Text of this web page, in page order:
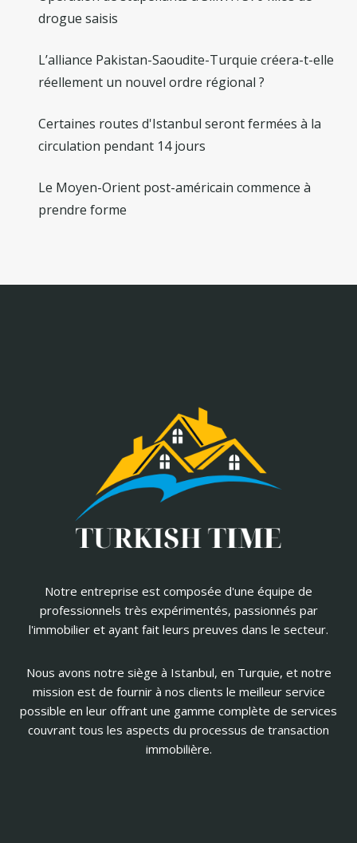
drogue saisis
L’alliance Pakistan-Saoudite-Turquie créera-t-elle
réellement un nouvel ordre régional ?
Certaines routes d'Istanbul seront fermées à la
circulation pendant 14 jours
Le Moyen-Orient post-américain commence à
prendre forme
Notre entreprise est composée d'une équipe de
professionnels très expérimentés, passionnés par
l'immobilier et ayant fait leurs preuves dans le secteur.
Nous avons notre siège à Istanbul, en Turquie, et notre
mission est de fournir à nos clients le meilleur service
possible en leur offrant une gamme complète de services
couvrant tous les aspects du processus de transaction
immobilière.